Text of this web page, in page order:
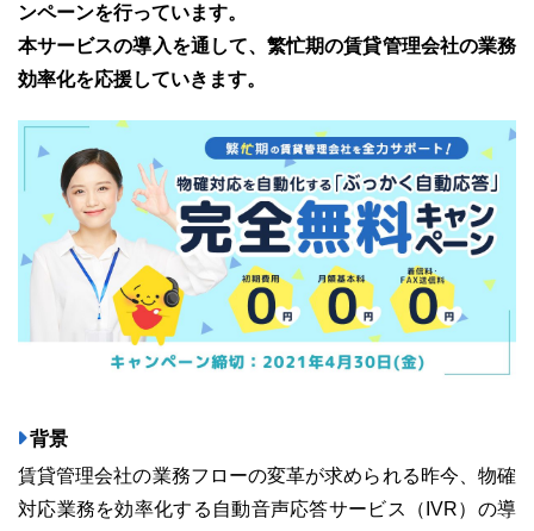
ホームページ制作について プラン紹介･制作の流れ
ユーザーインタビュー ホームページ制作実績
ニュース一覧 お役立ちブログ 資料ダウンロード
ンペーンを行っています。
本サービスの導入を通して、繁忙期の賃貸管理会社の業務
効率化を応援していきます。
背景
賃貸管理会社の業務フローの変革が求められる昨今、物確
対応業務を効率化する自動音声応答サービス（IVR）の導